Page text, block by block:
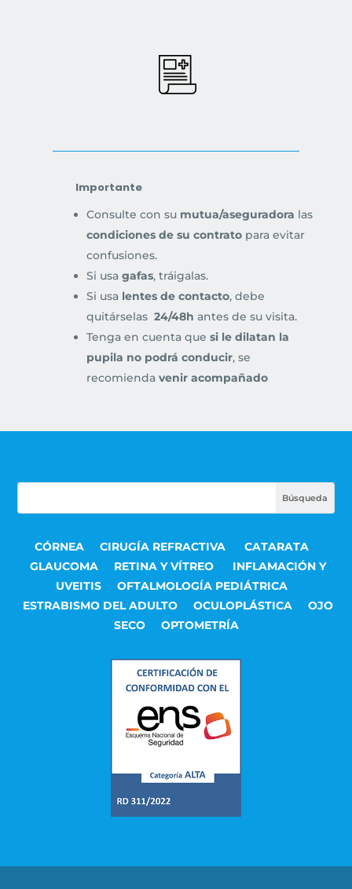
Importante
Consulte con sumutua/aseguradora las
condiciones de su contratopara evitar
confusiones.
Si usa gafas, tráigalas.
Si usa lentes de contacto, debe
quitárselas 24/48h antes de su visita.
Tenga en cuenta que si le dilatan la
pupila no podrá conducir, se
recomienda venir acompañado
CÓRNEA CIRUGÍA REFRACTIVA
CATARATA
GLAUCOMA
RETINA Y VÍTREO
INFLAMACIÓN Y
UVEITIS
OFTALMOLOGÍA PEDIÁTRICA
ESTRABISMO DEL ADULTO
OCULOPLÁSTICA
OJO
SECO
OPTOMETRÍA